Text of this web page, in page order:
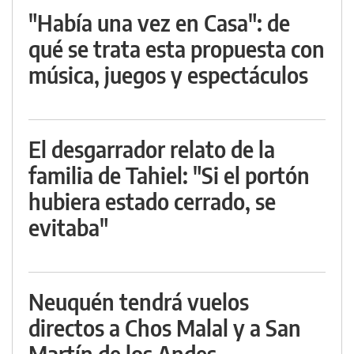
"Había una vez en Casa": de
qué se trata esta propuesta con
música, juegos y espectáculos
El desgarrador relato de la
familia de Tahiel: "Si el portón
hubiera estado cerrado, se
evitaba"
Neuquén tendrá vuelos
directos a Chos Malal y a San